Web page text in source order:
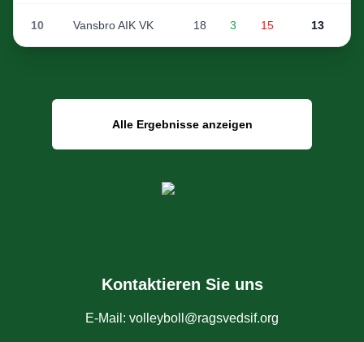
10 Vansbro AIK VK 18 3 15 13
Alle Ergebnisse anzeigen
Kontaktieren Sie uns
E-Mail : volleyboll@ragsvedsif.org